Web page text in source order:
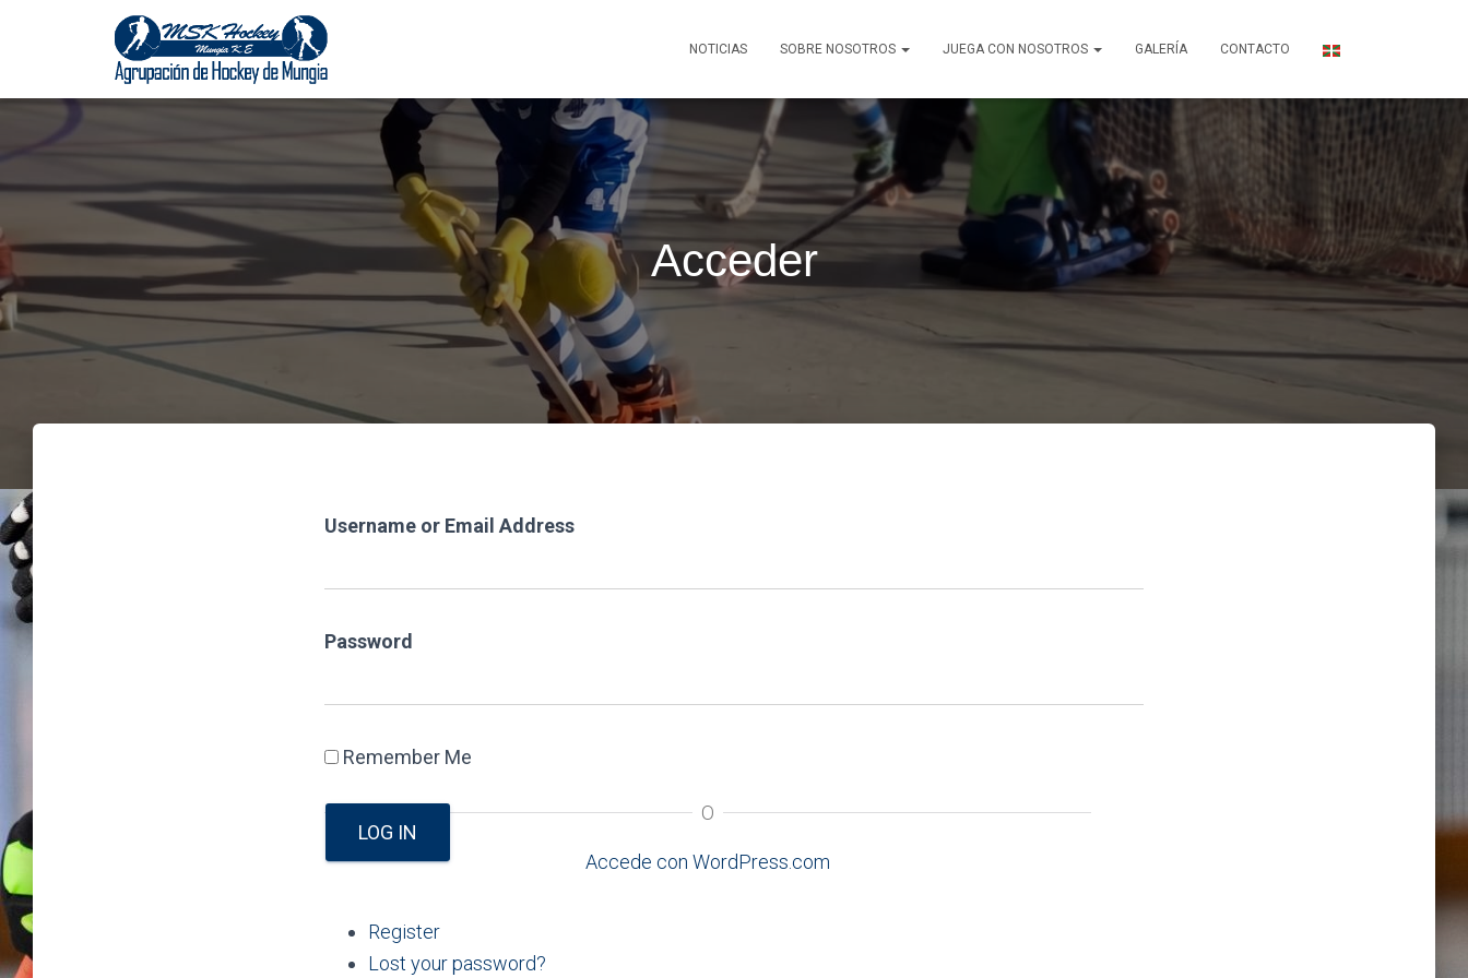
NOTICIAS SOBRE NOSOTROS JUEGA CON NOSOTROS GALERÍA CONTACTO
Acceder
Username or Email Address
Password
O
Accede con WordPress.com
Remember Me
LOG IN
Register
Lost your password?